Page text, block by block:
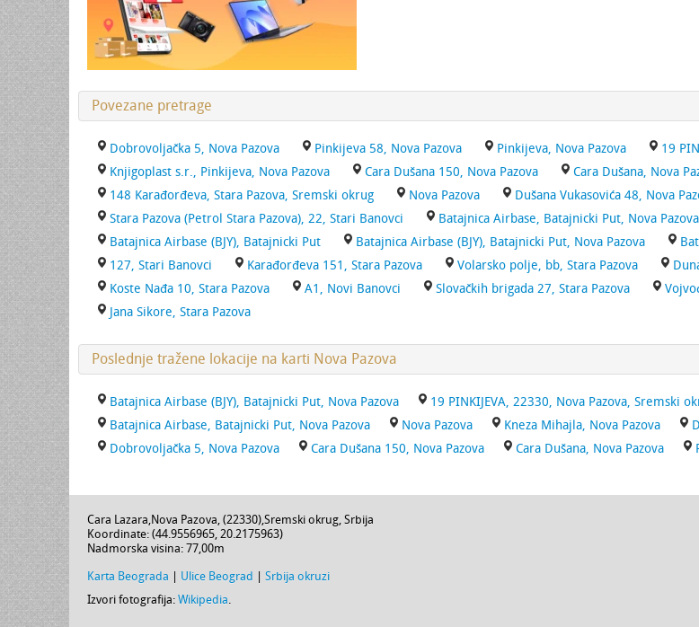
Povezane pretrage
Dobrovoljačka 5, Nova Pazova Pinkijeva 58, Nova Pazova Pinkijeva, Nova Pazova
19
Knjigoplast s.r., Pinkijeva, Nova Pazova
Cara Dušana 150, Nova Pazova Cara Dušana, Nova
148 Karađorđeva, Stara Pazova, Sremski okrug
Nova Pazova Dušana Vukasovića 48, Nova
Stara Pazova (Petrol Stara Pazova), 22, Stari Banovci
Batajnica Airbase, Batajnicki Put, Nova Pazova
Batajnica Airbase (BJY), Batajnicki Put
Batajnica Airbase (BJY), Batajnicki Put, Nova Pazova
127, Stari Banovci
Karađorđeva 151, Stara Pazova Volarsko polje, bb, Stara Pazova
Koste Nađa 10, Stara Pazova
A1, Novi Banovci Slovačkih brigada 27, Stara Pazova
Jana Sikore, Stara Pazova
Poslednje tražene lokacije na karti Nova Pazova
Batajnica Airbase (BJY), Batajnicki Put, Nova Pazova
19 PINKIJEVA, 22330, Nova Pazova, Sremski
Batajnica Airbase, Batajnicki Put, Nova Pazova
Nova Pazova Kneza Mihajla, Nova Pazova
Dobrovoljačka 5, Nova Pazova
Cara Dušana 150, Nova Pazova Cara Dušana, Nova Pazova
Cara Lazara,Nova Pazova, (22330),Sremski okrug, Srbija
Koordinate: (44.9556965, 20.2175963)
Nadmorska visina: 77,00m
Karta Beograda Ulice Beograd
Srbija okruzi
Izvori fotografija: Wikipedia.